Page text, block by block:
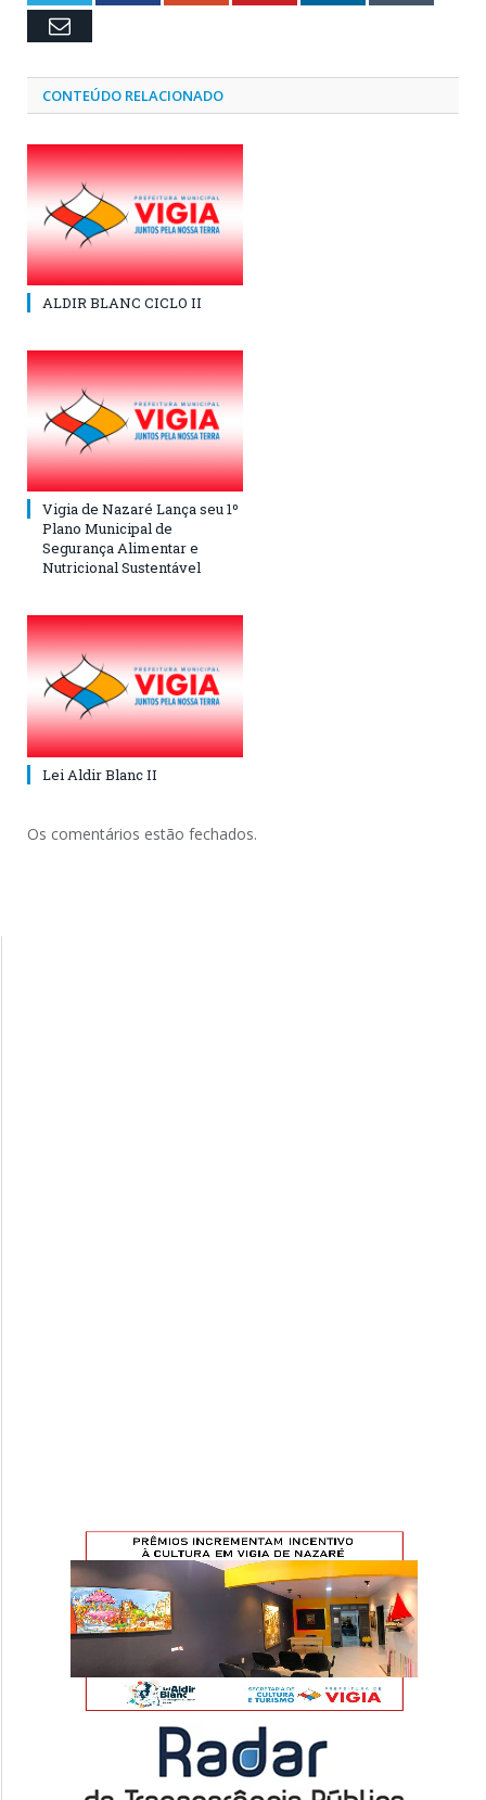
Email
CONTEÚDO RELACIONADO
ALDIR BLANC CICLO II
Vigia de Nazaré Lança seu 1º
Plano Municipal de
Segurança Alimentar e
Nutricional Sustentável
Lei Aldir Blanc II
Os comentários estão fechados.